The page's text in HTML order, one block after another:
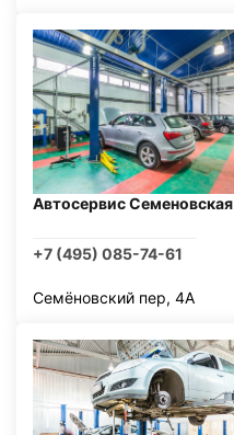
Автосервис Семеновская
+7 (495) 085-74-61
Семёновский пер, 4А